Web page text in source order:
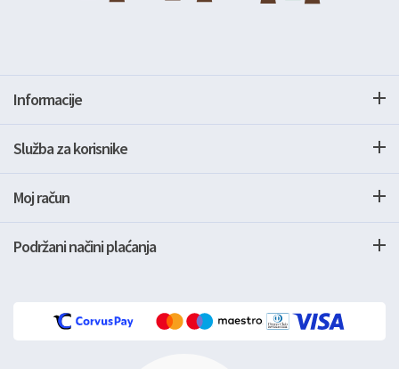
Informacije
Služba za korisnike
Moj račun
Podržani načini plaćanja